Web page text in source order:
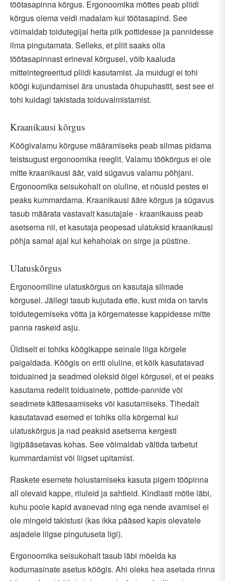
töötasapinna kõrgus. Ergonoomika mõttes peab pliidi
kõrgus olema veidi madalam kui töötasapind. See
võimaldab toidutegijal heita pilk pottidesse ja pannidesse
ilma pingutamata. Selleks, et pliit saaks olla
töötasapinnast erineval kõrgusel, võib kaaluda
mitteintegreeritud pliidi kasutamist. Ja muidugi ei tohi
köögi kujundamisel ära unustada õhupuhastit, sest see ei
tohi kuidagi takistada toiduvalmistamist.
Kraanikausi kõrgus
Köögivalamu kõrguse määramiseks peab silmas pidama
teistsugust ergonoomika reeglit. Valamu töökõrgus ei ole
mitte kraanikausi äär, vaid sügavus valamu põhjani.
Ergonoomika seisukohalt on oluline, et nõusid pestes ei
peaks kummardama. Kraanikausi ääre kõrgus ja sügavus
tasub määrata vastavalt kasutajale - kraanikauss peab
asetsema nii, et kasutaja peopesad ulatuksid kraanikausi
põhja samal ajal kui kehahoiak on sirge ja püstine.
Ulatuskõrgus
Ergonoomiline ulatuskõrgus on kasutaja silmade
kõrgusel. Jällegi tasub kujutada ette, kust mida on tarvis
toidutegemiseks võtta ja kõrgematesse kappidesse mitte
panna raskeid asju.
Üldiselt ei tohiks köögikappe seinale liiga kõrgele
paigaldada. Köögis on eriti oluline, et kõik kasutatavad
toiduained ja seadmed oleksid õigel kõrgusel, et ei peaks
kasutama redelit toiduainete, pottide-pannide või
seadmete kättesaamiseks või kasutamiseks. Tihedalt
kasutatavad esemed ei tohiks olla kõrgemal kui
ulatuskõrgus ja nad peaksid asetsema kergesti
ligipääsetavas kohas. See võimaldab vältida tarbetut
kummardamist või liigset upitamist.
Raskete esemete hoiustamiseks kasuta pigem tööpinna
all olevaid kappe, riiuleid ja sahtleid. Kindlasti mõtle läbi,
kuhu poole kapid avanevad ning ega nende avamisel ei
ole mingeid takistusi (kas ikka pääsed kapis olevatele
asjadele liigse pingutuseta ligi).
Ergonoomika seisukohalt tasub läbi mõelda ka
kodumasinate asetus köögis. Ahi oleks hea asetada rinna